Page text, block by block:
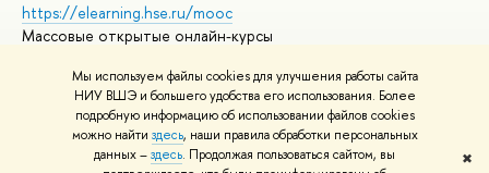
Мы используем файлы cookies для улучшения работы сайта
НИУ ВШЭ и большего удобства его использования. Более
подробную информацию об использовании файлов cookies
можно найти здесь, наши правила обработки персональных
данных –здесь. Продолжая пользоваться сайтом, вы
✖
https://elearning.hse.ru/mooc
Массовые открытые онлайн-курсы
© НИУ ВШЭ 1993–2026
Адреса и контакты
Условия использования материалов